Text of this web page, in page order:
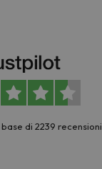
base di 2239 recensioni